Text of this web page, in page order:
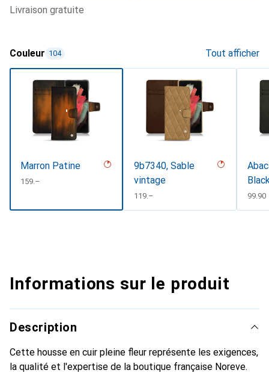
livraison gratuite
Couleur 104 Tout afficher
Marron Patine
CHF
159.–
9b7340, Sable
vintage
CHF
119.– CHF
99.90
Informations sur le produit
Description
Cette housse en cuir pleine fleur représente les exigences,
la qualité et l'expertise de la boutique française Noreve.